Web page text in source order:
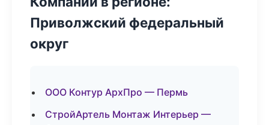
Приволжский федеральный
округ
ООО Контур АрхПро — Пермь
СтройАртель Монтаж Интерьер —